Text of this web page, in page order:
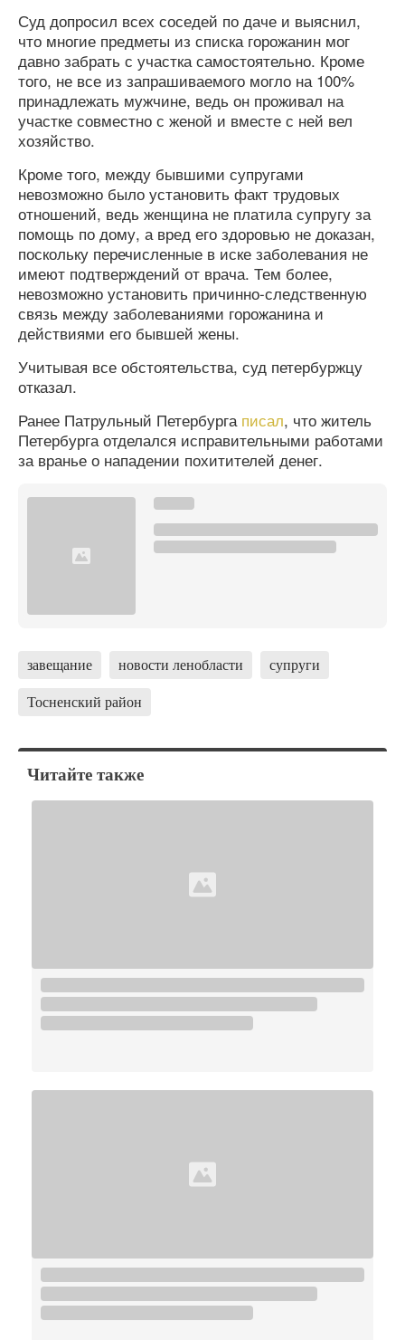
Суд допросил всех соседей по даче и выяснил,
что многие предметы из списка горожанин мог
давно забрать с участка самостоятельно. Кроме
того, не все из запрашиваемого могло на 100%
принадлежать мужчине, ведь он проживал на
участке совместно с женой и вместе с ней вел
хозяйство.
Кроме того, между бывшими супругами
невозможно было установить факт трудовых
отношений, ведь женщина не платила супругу за
помощь по дому, а вред его здоровью не доказан,
поскольку перечисленные в иске заболевания не
имеют подтверждений от врача. Тем более,
невозможно установить причинно-следственную
связь между заболеваниями горожанина и
действиями его бывшей жены.
Учитывая все обстоятельства, суд петербуржцу
отказал.
Ранее Патрульный Петербурга писал, что житель
Петербурга отделался исправительными работами
за вранье о нападении похитителей денег.
завещание новости ленобласти
супруги
Тосненский район
Читайте также